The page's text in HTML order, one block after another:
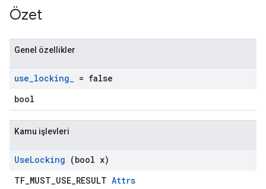
Özet
Genel özellikler
use_locking_ = false
bool
Kamu işlevleri
UseLocking (bool x)
TF_MUST_USE_RESULT Attrs